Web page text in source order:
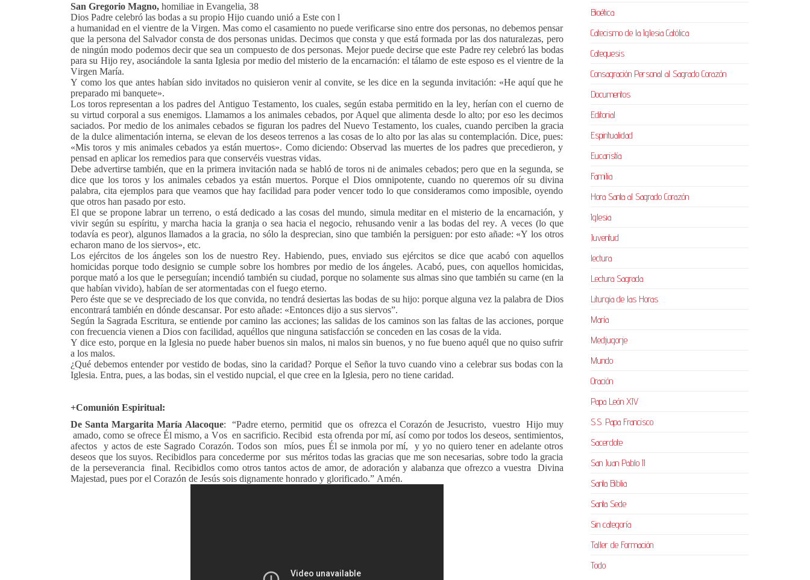
San Gregorio Magno, homiliae in Evangelia, 38
Dios Padre celebró las bodas a su propio Hijo cuando unió a Este con l
a humanidad en el vientre de la Virgen. Mas como el casamiento no puede verificarse sino entre dos personas, no debemos pensar
que la persona del Salvador consta de dos personas unidas. Decimos que consta y que está formada por las dos naturalezas, pero
de ningún modo podemos decir que sea un compuesto de dos personas. Mejor puede decirse que este Padre rey celebró las bodas
para su Hijo rey, asociándole la santa Iglesia por medio del misterio de la encarnación: el tálamo de este esposo es el vientre de la
Virgen María.
Y como los que antes habían sido invitados no quisieron venir al convite, se les dice en la segunda invitación: «He aquí que he
preparado mi banquete».
Los toros representan a los padres del Antiguo Testamento, los cuales, según estaba permitido en la ley, herían con el cuerno de
su virtud corporal a sus enemigos. Llamamos a los animales cebados, por Aquel que alimenta desde lo alto; por eso les decimos
saciados. Por medio de los animales cebados se figuran los padres del Nuevo Testamento, los cuales, cuando perciben la gracia
de la dulce alimentación interna, se elevan de los deseos terrenos a las cosas de lo alto por las alas su contemplación. Dice, pues:
«Mis toros y mis animales cebados ya están muertos». Como diciendo: Observad las muertes de los padres que precedieron, y
pensad en aplicar los remedios para que conservéis vuestras vidas.
Debe advertirse también, que en la primera invitación nada se habló de toros ni de animales cebados; pero que en la segunda, se
dice que los toros y los animales cebados ya están muertos. Porque el Dios omnipotente, cuando no queremos oír su divina
palabra, cita ejemplos para que veamos que hay facilidad para poder vencer todo lo que consideramos como imposible, oyendo
que otros han pasado por esto.
El que se propone labrar un terreno, o está dedicado a las cosas del mundo, simula meditar en el misterio de la encarnación, y
vivir según su espíritu, y marcha hacia la granja o sea hacia el negocio, rehusando venir a las bodas del rey. A veces (lo que
todavía es peor), algunos llamados a la gracia, no sólo la desprecian, sino que también la persiguen: por esto añade: «Y los otros
echaron mano de los siervos», etc.
Los ejércitos de los ángeles son los de nuestro Rey. Habiendo, pues, enviado sus ejércitos se dice que acabó con aquellos
homicidas porque todo designio se cumple sobre los hombres por medio de los ángeles. Acabó, pues, con aquellos homicidas,
porque mató a los que le perseguían; incendió también su ciudad, porque no solamente sus almas sino que también su carne (en la
que habían vivido), habían de ser atormentadas con el fuego eterno.
Pero éste que se ve despreciado de los que convida, no tendrá desiertas las bodas de su hijo: porque alguna vez la palabra de Dios
encontrará también en dónde descansar. Por esto añade: «Entonces dijo a sus siervos”.
Según la Sagrada Escritura, se entiende por camino las acciones; las salidas de los caminos son las faltas de las acciones, porque
con frecuencia vienen a Dios con facilidad, aquéllos que ninguna satisfacción se conceden en las cosas de la vida.
Y dice esto, porque en la Iglesia no puede haber buenos sin malos, ni malos sin buenos, y no fue bueno aquél que no quiso sufrir
a los malos.
¿Qué debemos entender por vestido de bodas, sino la caridad? Porque el Señor la tuvo cuando vino a celebrar sus bodas con la
Iglesia. Entra, pues, a las bodas, sin el vestido nupcial, el que cree en la Iglesia, pero no tiene caridad.
+Comunión Espiritual:
De Santa Margarita María Alacoque: “Padre eterno, permitid que os ofrezca el Corazón de Jesucristo, vuestro Hijo muy
amado, como se ofrece Él mismo, a Vos en sacrificio. Recibid esta ofrenda por mí, así como por todos los deseos, sentimientos,
afectos y actos de este Sagrado Corazón. Todos son míos, pues Él se inmola por mí, y yo no quiero tener en adelante otros
deseos que los suyos. Recibidlos para concederme por sus méritos todas las gracias que me son necesarias, sobre todo la gracia
de la perseverancia final. Recibidlos como otros tantos actos de amor, de adoración y alabanza que ofrezco a vuestra Divina
Majestad, pues por el Corazón de Jesús sois dignamente honrado y glorificado.” Amén.
Bioética
Catecismo de la Iglesia Católica
Catequesis
Consagración Personal al Sagrado Corazón
Documentos
Editorial
Espiritualidad
Eucaristía
Familia
Hora Santa al Sagrado Corazón
Iglesia
Juventud
lectura
Lectura Sagrada
Liturgia de las Horas
María
Medjugorje
Mundo
Oración
Papa León XIV
S.S. Papa Francisco
Sacerdote
San Juan Pablo II
Santa Biblia
Santa Sede
Sin categoría
Taller de Formación
Todo